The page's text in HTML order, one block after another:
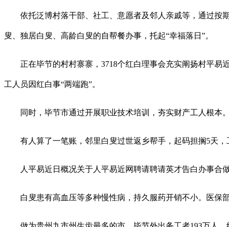
依托泛博村落干部、社工、意愿者及邻人亲戚等，通过按期
叟、独居白叟、高龄白叟的自帮餐办事，托起“幸福落日”。
正在毕节的村村寨寨，3718个红白理事会充实阐扬村平易
工人员因红白事“两端跑”。
同时，毕节市通过开展职业技术培训，夯实财产工人根本。
有人算了一笔账，邻里白叟过世返乡帮手，起码担搁5天，
人平易近日概况关于人平易近网聘请聘请英才告白办事合做
白叟患有高血压等多种慢性病，持久服药开销不小。医保部